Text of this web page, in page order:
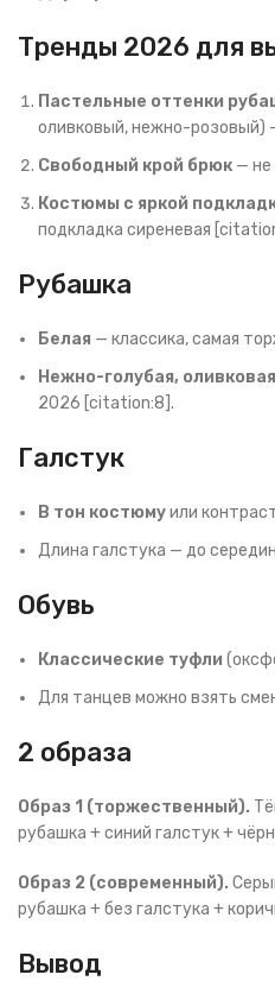
Тренды 2026 для
Пастельные оттенки
оливковый, нежно-розовый)
Свободный крой брюк — не
Костюмы с яркой
подкладка сиреневая
Рубашка
Белая — классика, самая
Нежно-голубая,
2026 [citation:8].
Галстук
В тон костюмуили
Длина галстука — до
Обувь
Классические туфли
Для танцев можно взять
2 образа
Образ 1 (торжественный).
рубашка + синий галстук +
Образ 2 (современный).
рубашка + без галстука +
Вывод